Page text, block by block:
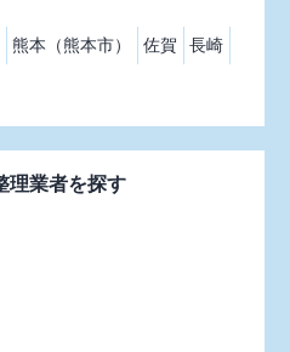
熊本（熊本市） 佐賀
長崎
理業者を探す